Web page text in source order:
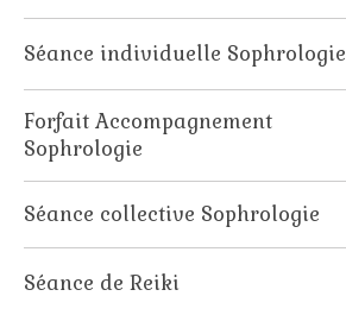
Séance individuelle Sophrologie
Forfait Accompagnement
Sophrologie
Séance collective Sophrologie
Séance de Reiki